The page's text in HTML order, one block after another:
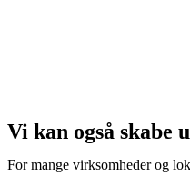
Vi kan også
For mange virksomheder og